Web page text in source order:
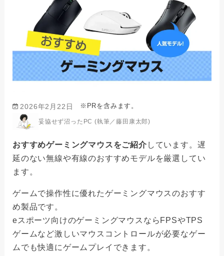
2026年2月22日 ※PRを含みます。
妥協せず沼ったPC (執筆／藤田康太郎)
おすすめゲーミングマウスをご紹介 しています。遅
延のない無線や有線のおすすめモデルを厳選してい
ます。
ゲームで操作性に優れたゲーミングマウスのおすす
め製品です。
eスポーツ向けのゲーミングマウスならFPSやTPS
ゲームなど激しいマウスコントロールが必要なゲー
ムでも快適にゲームプレイできます。